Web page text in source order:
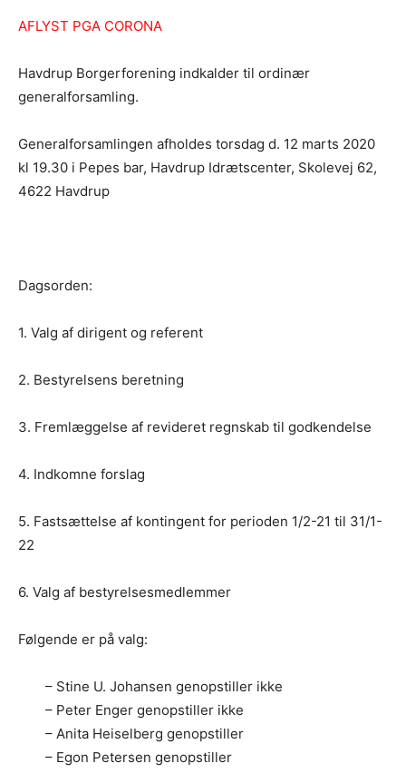
AFLYST PGA CORONA
Havdrup Borgerforening indkalder til ordinær
generalforsamling.
Generalforsamlingen afholdes torsdag d. 12 marts 2020
kl 19.30 i Pepes bar, Havdrup Idrætscenter, Skolevej 62,
4622 Havdrup
Dagsorden:
1. Valg af dirigent og referent
2. Bestyrelsens beretning
3. Fremlæggelse af revideret regnskab til godkendelse
4. Indkomne forslag
5. Fastsættelse af kontingent for perioden 1/2-21 til 31/1-
22
6. Valg af bestyrelsesmedlemmer
Følgende er på valg:
– Stine U. Johansen genopstiller ikke
– Peter Enger genopstiller ikke
– Anita Heiselberg genopstiller
– Egon Petersen genopstiller